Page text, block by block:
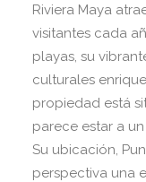
Riviera Maya
visitantes cada
playas, su
culturales
propiedad está
parece estar a
Su ubicación,
perspectiva una